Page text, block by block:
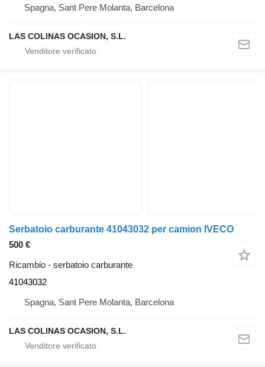
Spagna, Sant Pere Molanta, Barcelona
LAS COLINAS OCASION, S.L.
Serbatoio carburante 41043032 per camion IVECO
500 €
Ricambio - serbatoio carburante
41043032
Spagna, Sant Pere Molanta, Barcelona
LAS COLINAS OCASION, S.L.